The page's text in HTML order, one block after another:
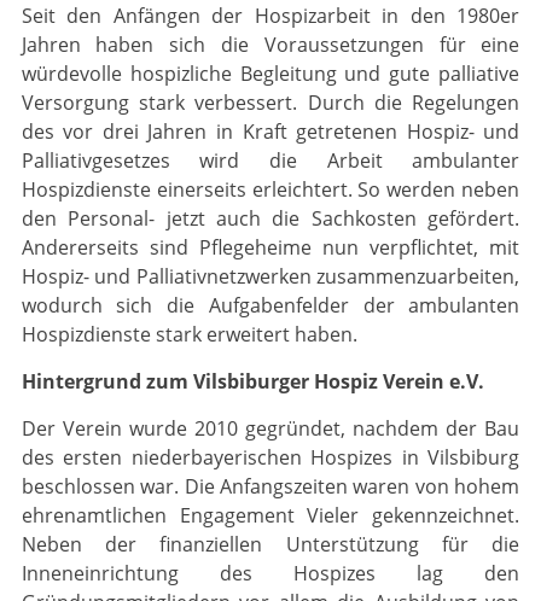
Seit den Anfängen der Hospizarbeit in den 1980er
Jahren haben sich die Voraussetzungen für eine
würdevolle hospizliche Begleitung und gute palliative
Versorgung stark verbessert. Durch die Regelungen
des vor drei Jahren in Kraft getretenen Hospiz- und
Palliativgesetzes wird die Arbeit ambulanter
Hospizdienste einerseits erleichtert. So werden neben
den Personal- jetzt auch die Sachkosten gefördert.
Andererseits sind Pflegeheime nun verpflich­tet, mit
Hospiz- und Palliativnetzwerken zusammenzuarbeiten,
wodurch sich die Aufgaben­felder der ambulanten
Hospizdienste stark erweitert haben.
Hintergrund zum Vilsbiburger Hospiz Verein e.V.
Der Verein wurde 2010 gegründet, nachdem der Bau
des ersten niederbayerischen Hospizes in Vilsbiburg
beschlossen war. Die Anfangszeiten waren von hohem
ehren­amt­lichen Engagement Vieler gekennzeichnet.
Neben der finanziellen Unterstützung für die
Inneneinrichtung des Hospizes lag den